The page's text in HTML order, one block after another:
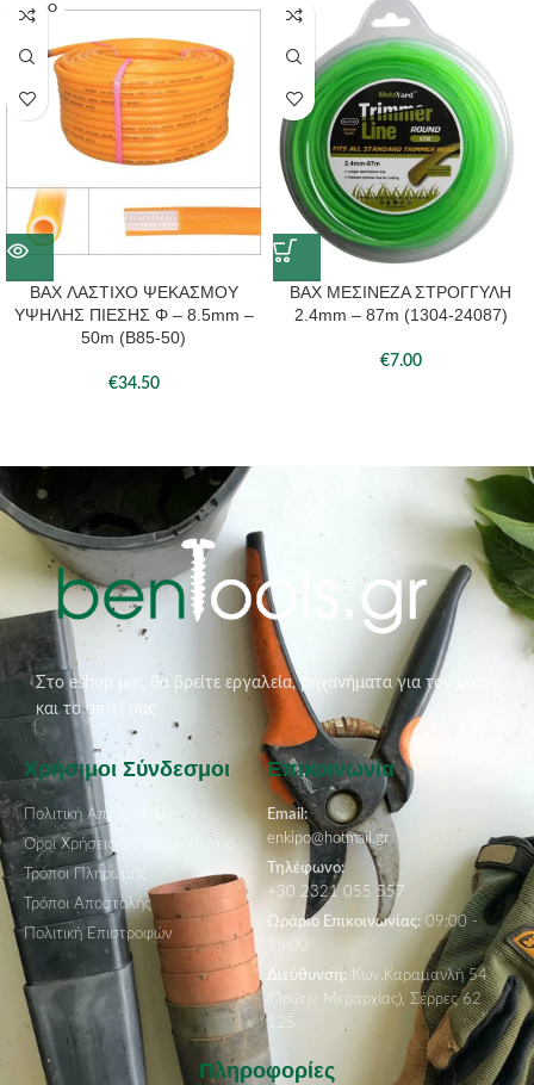
SOLD O
UT
BAX ΛΑΣΤΙΧΟ ΨΕΚΑΣΜΟΥ
ΥΨΗΛΗΣ ΠΙΕΣΗΣ Φ – 8.5mm –
50m (Β85-50)
€34.50
BAX ΜΕΣΙΝΕΖΑ ΣΤΡΟΓΓΥΛΗ
2.4mm – 87m (1304-24087)
€7.00
Στο eshop μας θα βρείτε εργαλεία, μηχανήματα για τον κήπο
και το σπίτι σας
Χρήσιμοι Σύνδεσμοι
Πολιτική Απορρήτου
Όροι Χρήσεις & Προϋποθέσεις
Τρόποι Πληρωμής
Τρόποι Αποστολής
Πολιτική Επιστροφών
Επικοινωνία
Email:
enkipo@hotmail.gr
Τηλέφωνο:
+30 2321 055 557
Ωράριο Επικοινωνίας: 09:00 -
15:00
Διεύθυνση: Κων.Καραμανλή 54
(Πρώην Μεραρχίας), Σέρρες 62
125
Πληροφορίες